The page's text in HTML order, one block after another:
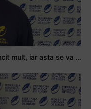
Stejarul Logan Weidner: Echipa a muncit mult, iar asta se va vedea în meciurile de la Nations Cup